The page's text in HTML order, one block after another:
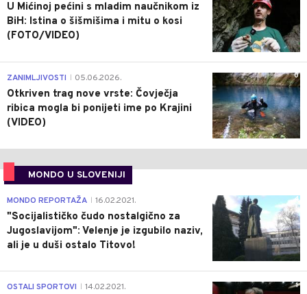
U Mićinoj pećini s mladim naučnikom iz
BiH: Istina o šišmišima i mitu o kosi
(FOTO/VIDEO)
0
ZANIMLJIVOSTI 05.06.2026.
Otkriven trag nove vrste: Čovječja
ribica mogla bi ponijeti ime po Krajini
(VIDEO)
MONDO U SLOVENIJI
4
MONDO REPORTAŽA 16.02.2021.
"Socijalističko čudo nostalgično za
Jugoslavijom": Velenje je izgubilo naziv,
ali je u duši ostalo Titovo!
1
OSTALI SPORTOVI 14.02.2021.